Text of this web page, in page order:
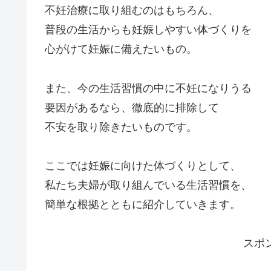
不妊治療に取り組むのはもちろん、
普段の生活からも妊娠しやすい体づくりを
心がけて妊娠に備えたいもの。
また、今の生活習慣の中に不妊になりうる
要因があるなら、徹底的に排除して
不安を取り除きたいものです。
ここでは妊娠に向けた体づくりとして、
私たち夫婦が取り組んでいる生活習慣を、
簡単な根拠とともに紹介していきます。
スポ